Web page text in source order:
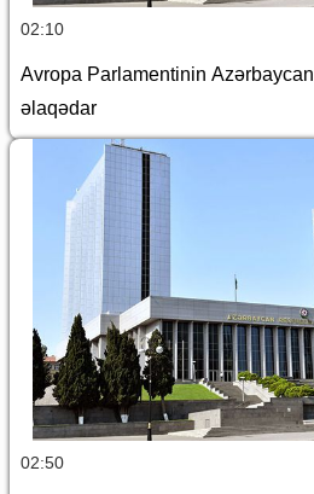
02:10
Avropa Parlamentinin
əlaqədar
02:50